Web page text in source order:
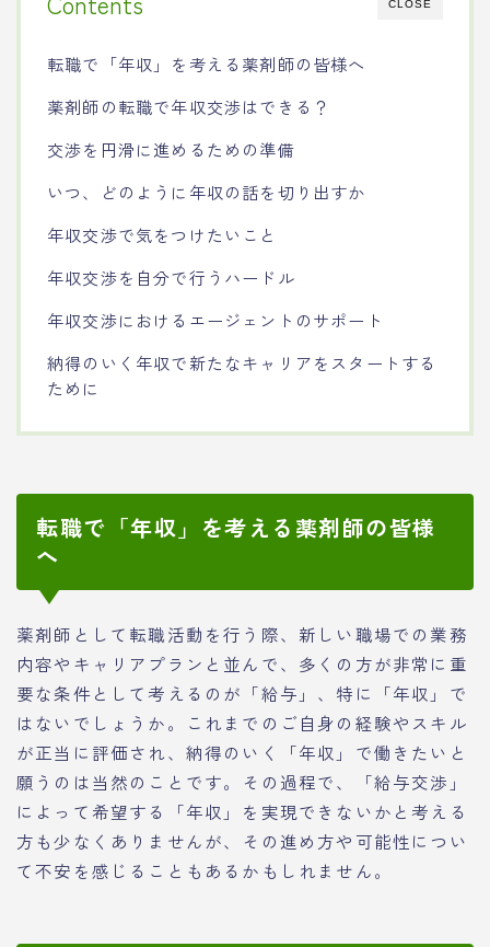
CLOSE
転職で「年収」を考える薬剤師の皆様へ
薬剤師の転職で年収交渉はできる？
交渉を円滑に進めるための準備
いつ、どのように年収の話を切り出すか
年収交渉で気をつけたいこと
年収交渉を自分で行うハードル
年収交渉におけるエージェントのサポート
納得のいく年収で新たなキャリアをスタートする
ために
転職で「年収」を考える薬剤師の皆様
へ
薬剤師として転職活動を行う際、新しい職場での業務
内容やキャリアプランと並んで、多くの方が非常に重
要な条件として考えるのが「給与」、特に「年収」で
はないでしょうか。これまでのご自身の経験やスキル
が正当に評価され、納得のいく「年収」で働きたいと
願うのは当然のことです。その過程で、「給与交渉」
によって希望する「年収」を実現できないかと考える
方も少なくありませんが、その進め方や可能性につい
て不安を感じることもあるかもしれません。